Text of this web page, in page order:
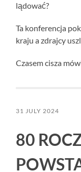
lądować?
Ta konferencja
kraju a zdrajcy
Czasem cisza
31 JULY 2024
80